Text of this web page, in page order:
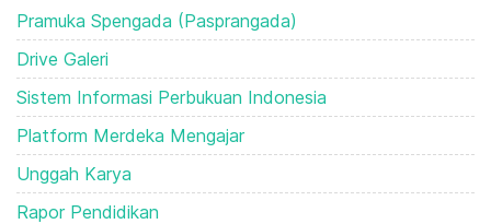
Pramuka Spengada (Pasprangada)
Drive Galeri
Sistem Informasi Perbukuan Indonesia
Platform Merdeka Mengajar
Unggah Karya
Rapor Pendidikan